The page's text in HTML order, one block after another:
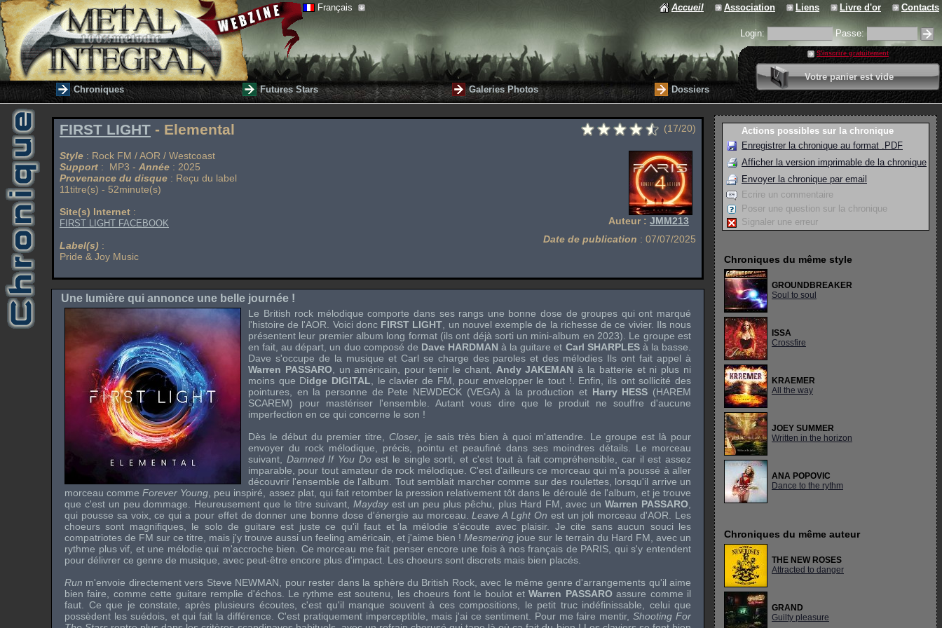
Français Accueil Association Liens Livre d'or Contacts
Login: Passe:
S'inscrire gratuitement
Votre panier est vide
0 article
Valider votre panier
Chroniques Futures Stars Galeries Photos Dossiers
FIRST LIGHT - Elemental
Style : Rock FM / AOR / Westcoast
Support : MP3 - Année : 2025
Provenance du disque : Reçu du label
11titre(s) - 52minute(s)
Site(s) Internet :
FIRST LIGHT FACEBOOK
Label(s) :
Pride & Joy Music
(17/20)
Auteur : JMM213
Date de publication : 07/07/2025
Une lumière qui annonce une belle journée !
Le British rock mélodique comporte dans ses rangs une bonne dose de groupes qui ont marqué
l'histoire de l'AOR. Voici donc FIRST LIGHT , un nouvel exemple de la richesse de ce vivier. Ils nous
présentent leur premier album long format (ils ont déjà sorti un mini-album en 2023). Le groupe est
en fait, au départ, un duo composé de Dave HARDMAN à la guitare et Carl SHARPLESà la basse.
Dave s'occupe de la musique et Carl se charge des paroles et des mélodies Ils ont fait appel à
Warren PASSARO, un américain, pour tenir le chant, Andy JAKEMAN à la batterie et ni plus ni
moins que Didge DIGITAL , le clavier de FM, pour envelopper le tout !. Enfin, ils ont sollicité des
pointures, en la personne de Pete NEWDECK (VEGA) à la production et Harry HESS (HAREM
SCAREM) pour mastériser l'ensemble. Autant vous dire que le produit ne souffre d'aucune
imperfection en ce qui concerne le son !
Dès le début du premier titre, Closer , je sais très bien à quoi m'attendre. Le groupe est là pour
envoyer du rock mélodique, précis, pointu et peaufiné dans ses moindres détails. Le morceau
suivant, Damned If You Doest le single sorti, et c'est tout à fait compréhensible, car il est assez
imparable, pour tout amateur de rock mélodique. C'est d'ailleurs ce morceau qui m'a poussé à aller
découvrir l'ensemble de l'album. Tout semblait marcher comme sur des roulettes, lorsqu'il arrive un
morceau commeForever Young , peu inspiré, assez plat, qui fait retomber la pression relativement tôt dans le déroulé de l'album, et je trouve
que c'est un peu dommage. Heureusement que le titre suivant, Maydayest un peu plus pêchu, plus Hard FM, avec unWarren PASSARO
qui pousse sa voix, ce qui a pour effet de donner une bonne dose d'énergie au morceau.Leave A Lght On est un joli morceau d'AOR. Les
choeurs sont magnifiques, le solo de guitare est juste ce qu'il faut et la mélodie s'écoute avec plaisir. Je cite sans aucun souci les
compatriotes de FM sur ce titre, mais j'y trouve aussi un feeling américain, et j'aime bien ! Mesmering joue sur le terrain du Hard FM, avec un
rythme plus vif, et une mélodie qui m'accroche bien. Ce morceau me fait penser encore une fois à nos français de PARIS , qui s'y entendent
pour délivrer ce genre de musique, avec peut-être encore plus d'impact. Les choeurs sont discrets mais bien placés.
Run m'envoie directement vers Steve NEWMAN , pour rester dans la sphère du British Rock, avec le même genre d'arrangements qu'il aime
bien faire, comme cette guitare remplie d'échos. Le rythme est soutenu, les choeurs font le boulot etWarren PASSAROassure comme il
faut. Ce que je constate, après plusieurs écoutes, c'est qu'il manque souvent à ces compositions, le petit truc indéfinissable, celui que
possèdent les suédois, et qui fait la différence. C'est pratiquement imperceptible, mais j'ai ce sentiment. Pour me faire mentir,Shooting For
Actions possibles sur la chronique
Enregistrer la chronique au format .PDF
Afficher la version imprimable de la chronique
Envoyer la chronique par email
Ecrire un commentaire
Poser une question sur la chronique
Signaler une erreur
Chroniques du même style
GROUNDBREAKER
Soul to soul
ISSA
Crossfire
KRAEMER
All the way
JOEY SUMMER
Written in the horizon
ANA POPOVIC
Dance to the rythm
Chroniques du même auteur
THE NEW ROSES
Attracted to danger
GRAND
Guilty pleasure